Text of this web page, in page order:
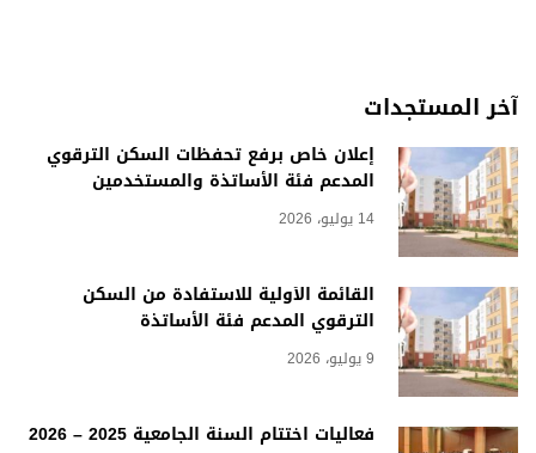
آخر المستجدات
إعلان خاص برفع تحفظات السكن الترقوي
المدعم فئة الأساتذة والمستخدمين
14 يوليو، 2026
القائمة الأولية للاستفادة من السكن
الترقوي المدعم فئة الأساتذة
9 يوليو، 2026
فعاليات اختتام السنة الجامعية 2025 – 2026